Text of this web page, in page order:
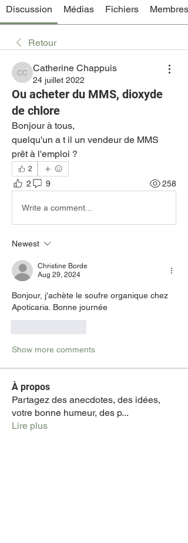
Discussion Médias Fichiers Membres
Retour
Catherine Chappuis
Catherine Chappuis
24 juillet 2022
Ou acheter du MMS, dioxyde
de chlore
Bonjour à tous,
quelqu'un a t il un vendeur de MMS
prêt à l'emploi ?
2
2 9 258
Write a comment...
Newest
Christine Borde
Aug 29, 2024
Bonjour, j'achète le soufre organique chez
Apoticaria. Bonne journée
Show more comments
À propos
Partagez des anecdotes, des idées,
votre bonne humeur, des p...
Lire plus